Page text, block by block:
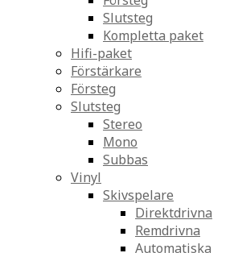
Slutsteg
Kompletta paket
Hifi-paket
Förstärkare
Försteg
Slutsteg
Stereo
Mono
Subbas
Vinyl
Skivspelare
Direktdrivna
Remdrivna
Automatiska